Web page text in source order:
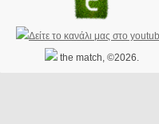
the match, ©2026.